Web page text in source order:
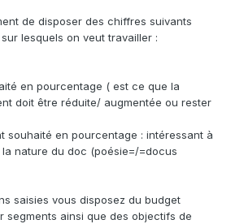
de disposer des chiffres suivants
lesquels on veut travailler :
en pourcentage ( est ce que la
doit être réduite/ augmentée ou rester
souhaité en pourcentage : intéressant à
nature du doc (poésie=/=docus
saisies vous disposez du budget
segments ainsi que des objectifs de